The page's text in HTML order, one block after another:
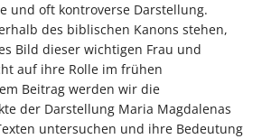
und oft kontroverse Darstellung.
des biblischen Kanons stehen,
Bild dieser wichtigen Frau und
auf ihre Rolle im frühen
Beitrag werden wir die
der Darstellung Maria Magdalenas
untersuchen und ihre Bedeutung